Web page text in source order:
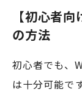
【初心者
の方法
初心者でも、
は十分可能で